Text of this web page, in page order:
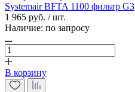
Systemair BFTA 1100 фильтр G3
1 965 руб. / шт.
Наличие: по запросу
В корзину